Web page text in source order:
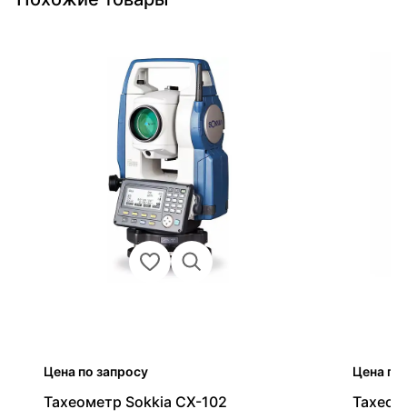
Цена по запросу
Тахеометр Sokkia CX-102
Цена по